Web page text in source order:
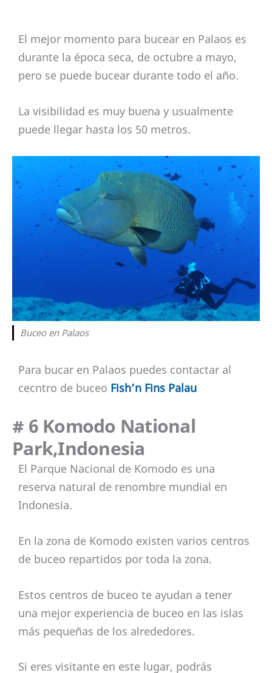
El mejor momento para bucear en Palaos es
durante la época seca, de octubre a mayo,
pero se puede bucear durante todo el año.
La visibilidad es muy buena y usualmente
puede llegar hasta los 50 metros.
Buceo en Palaos
Para bucar en Palaos puedes contactar al
cecntro de buceo Fish’n Fins Palau
# 6 Komodo National
Park,Indonesia
El Parque Nacional de Komodo es una
reserva natural de renombre mundial en
Indonesia.
En la zona de Komodo existen varios centros
de buceo repartidos por toda la zona.
Estos centros de buceo te ayudan a tener
una mejor experiencia de buceo en las islas
más pequeñas de los alrededores.
Si eres visitante en este lugar, podrás